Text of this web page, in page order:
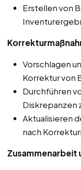
Erstellen von
Vorschlagen
Korrektur von
Durchführen
Diskrepanzen
Aktualisieren
nach
Zusammenarbeit